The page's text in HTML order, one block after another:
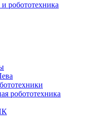
робототехника
робототехника